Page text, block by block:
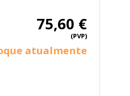
75,60 €
(PVP)
atualmente